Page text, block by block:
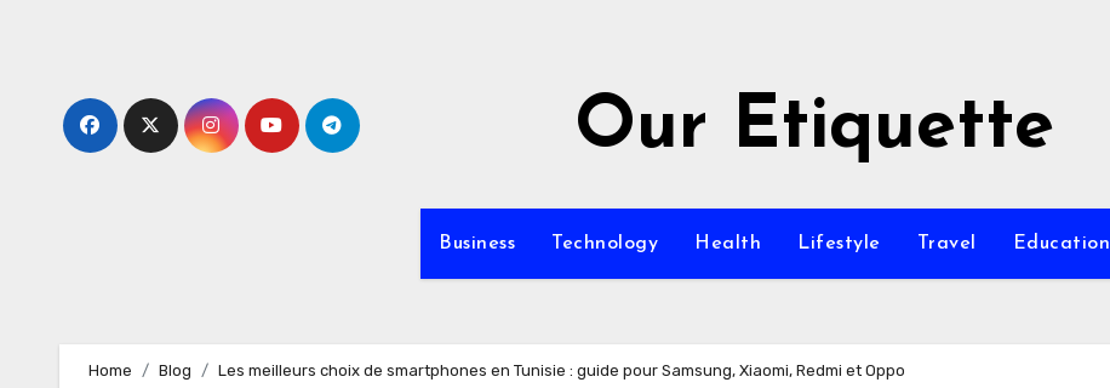
Our Etiquette
Business Technology Health Lifestyle Travel Education
Home Blog Les meilleurs choix de smartphones en Tunisie : guide pour Samsung, Xiaomi, Redmi et Oppo